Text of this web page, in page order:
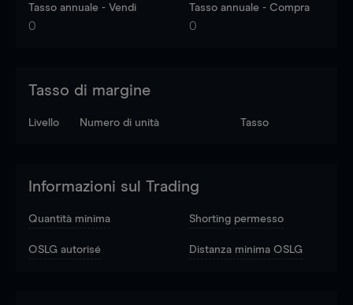
Tasso annuale - Vendi
0
Tasso annuale - Compra
0
Tasso di margine
Livello Numero di unità Tasso
Informazioni sul Trading
Quantità minima Shorting permesso
OSLG autorisé Distanza minima OSLG